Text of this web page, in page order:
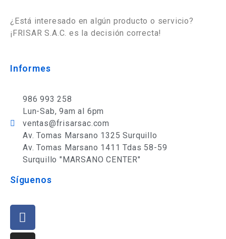
¿Está interesado en algún producto o servicio?
¡FRISAR S.A.C. es la decisión correcta!
Informes
986 993 258
Lun-Sab, 9am al 6pm
ventas@frisarsac.com
Av. Tomas Marsano 1325 Surquillo
Av. Tomas Marsano 1411 Tdas 58-59
Surquillo "MARSANO CENTER"
Síguenos